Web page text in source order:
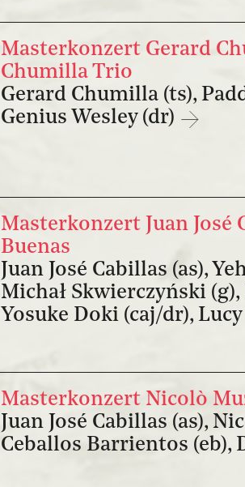
Masterkonzert Gerard
Chumilla Trio
Gerard Chumilla (ts),
Genius Wesley (dr)
Masterkonzert Juan José
Buenas
Juan José Cabillas (as),
Michał Skwierczyński
Yosuke Doki (caj/dr),
Masterkonzert Nicolò
Juan José Cabillas (as),
Ceballos Barrientos (eb),